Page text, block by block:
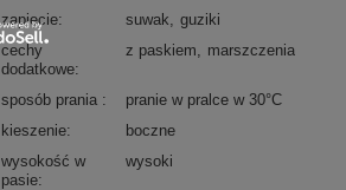
zapięcie
suwak
guziki
cechy
dodatkowe
z paskiem marszczenia
sposób prania
pranie w pralce w 30°C
kieszenie
boczne
wysokość w
pasie
wysoki